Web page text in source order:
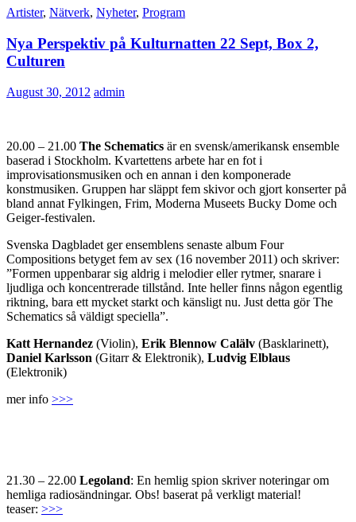
Artister, Nätverk, Nyheter, Program
Nya Perspektiv på Kulturnatten 22 Sept, Box 2,
Culturen
August 30, 2012 admin
20.00 – 21.00 The Schematics är en svensk/amerikansk ensemble
baserad i Stockholm. Kvartettens arbete har en fot i
improvisationsmusiken och en annan i den komponerade
konstmusiken. Gruppen har släppt fem skivor och gjort konserter på
bland annat Fylkingen, Frim, Moderna Museets Bucky Dome och
Geiger-festivalen.
Svenska Dagbladet ger ensemblens senaste album Four
Compositions betyget fem av sex (16 november 2011) och skriver:
”Formen uppenbarar sig aldrig i melodier eller rytmer, snarare i
ljudliga och koncentrerade tillstånd. Inte heller finns någon egentlig
riktning, bara ett mycket starkt och känsligt nu. Just detta gör The
Schematics så väldigt speciella”.
Katt Hernandez (Violin), Erik Blennow Calälv (Basklarinett),
Daniel Karlsson (Gitarr & Elektronik), Ludvig Elblaus
(Elektronik)
mer info >>>
21.30 – 22.00 Legoland: En hemlig spion skriver noteringar om
hemliga radiosändningar. Obs! baserat på verkligt material!
teaser: >>>